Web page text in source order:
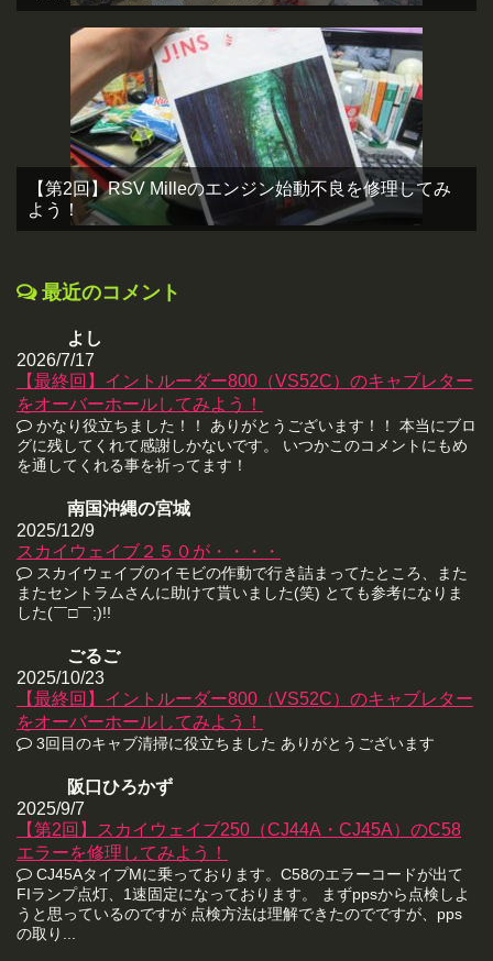
【第2回】RSV Milleのエンジン始動不良を修理してみ
よう！
最近のコメント
よし
2026/7/17
【最終回】イントルーダー800（VS52C）のキャブレター
をオーバーホールしてみよう！
かなり役立ちました！！ ありがとうございます！！ 本当にブロ
グに残してくれて感謝しかないです。 いつかこのコメントにもめ
を通してくれる事を祈ってます！
南国沖縄の宮城
2025/12/9
スカイウェイブ２５０が・・・・
スカイウェイブのイモビの作動で行き詰まってたところ、また
またセントラムさんに助けて貰いました(笑) とても参考になりま
した(￣□￣;)!!
ごるご
2025/10/23
【最終回】イントルーダー800（VS52C）のキャブレター
をオーバーホールしてみよう！
3回目のキャブ清掃に役立ちました ありがとうございます
阪口ひろかず
2025/9/7
【第2回】スカイウェイブ250（CJ44A・CJ45A）のC58
エラーを修理してみよう！
CJ45AタイプMに乗っております。C58のエラーコードが出て
FIランプ点灯、1速固定になっております。 まずppsから点検しよ
うと思っているのですが 点検方法は理解できたのでですが、pps
の取り...